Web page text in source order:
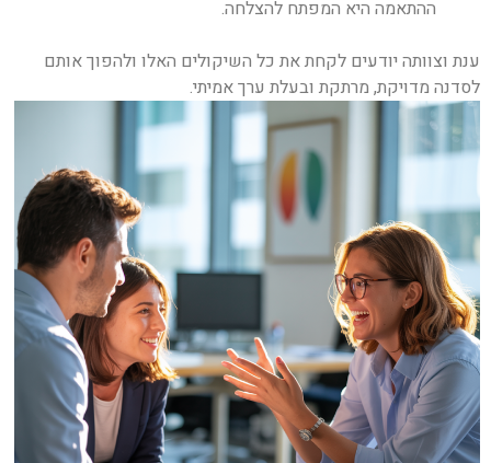
ההתאמה היא המפתח להצלחה.
ענת וצוותה יודעים לקחת את כל השיקולים האלו ולהפוך אותם
לסדנה מדויקת, מרתקת ובעלת ערך אמיתי.